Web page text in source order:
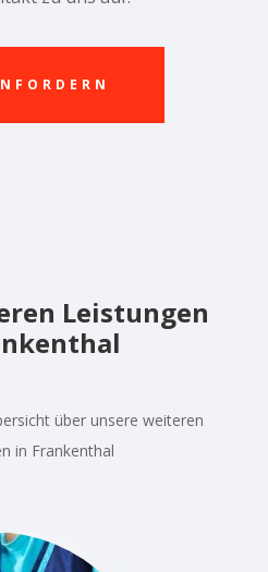
Leistungen
über unsere weiteren
in Frankenthal